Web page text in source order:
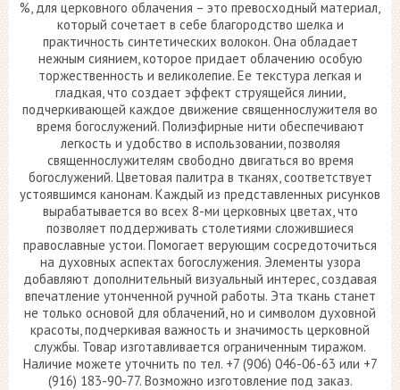
%, для церковного облачения – это превосходный материал,
который сочетает в себе благородство шелка и
практичность синтетических волокон. Она обладает
нежным сиянием, которое придает облачению особую
торжественность и великолепие. Ее текстура легкая и
гладкая, что создает эффект струящейся линии,
подчеркивающей каждое движение священнослужителя во
время богослужений. Полиэфирные нити обеспечивают
легкость и удобство в использовании, позволяя
священнослужителям свободно двигаться во время
богослужений. Цветовая палитра в тканях, соответствует
устоявшимся канонам. Каждый из представленных рисунков
вырабатывается во всех 8-ми церковных цветах, что
позволяет поддерживать столетиями сложившиеся
православные устои. Помогает верующим сосредоточиться
на духовных аспектах богослужения. Элементы узора
добавляют дополнительный визуальный интерес, создавая
впечатление утонченной ручной работы. Эта ткань станет
не только основой для облачений, но и символом духовной
красоты, подчеркивая важность и значимость церковной
службы. Товар изготавливается ограниченным тиражом.
Наличие можете уточнить по тел. +7 (906) 046-06-63 или +7
(916) 183-90-77. Возможно изготовление под заказ.